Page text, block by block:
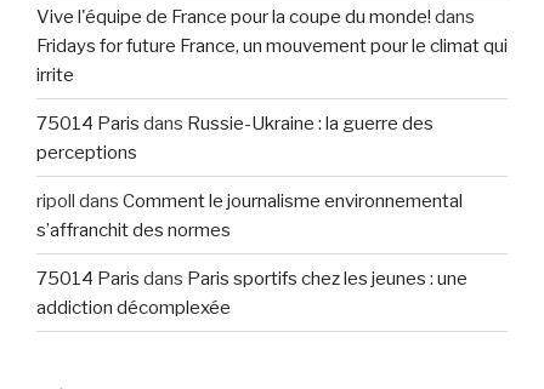
Vive l'équipe de France pour la coupe du monde! dans
Fridays for future France, un mouvement pour le climat qui
irrite
75014 Paris dans Russie-Ukraine : la guerre des
perceptions
ripoll dans Comment le journalisme environnemental
s’affranchit des normes
75014 Paris dans Paris sportifs chez les jeunes : une
addiction décomplexée